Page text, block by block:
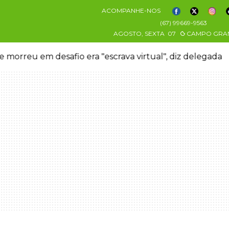
ACOMPANHE-NOS
(67) 99669-9563
AGOSTO, SEXTA 07 CAMPO
morreu em desafio era "escrava virtual", diz delegada